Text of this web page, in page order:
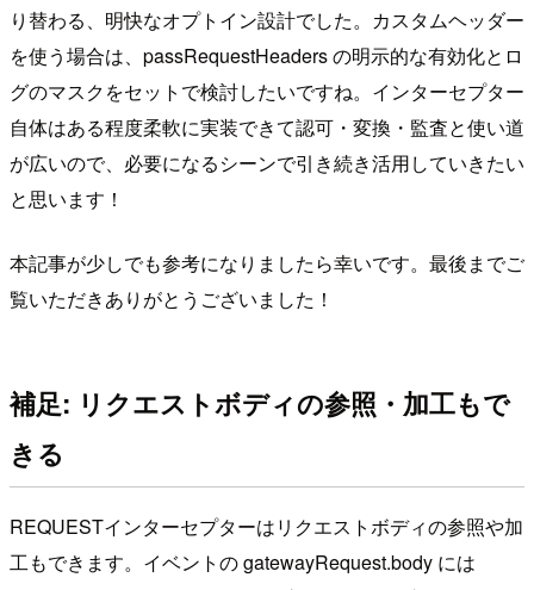
り替わる、明快なオプトイン設計でした。カスタムヘッダー
を使う場合は、passRequestHeaders の明示的な有効化とロ
グのマスクをセットで検討したいですね。インターセプター
自体はある程度柔軟に実装できて認可・変換・監査と使い道
が広いので、必要になるシーンで引き続き活用していきたい
と思います！
本記事が少しでも参考になりましたら幸いです。最後までご
覧いただきありがとうございました！
補足: リクエストボディの参照・加工もで
きる
REQUESTインターセプターはリクエストボディの参照や加
工もできます。イベントの gatewayRequest.body には